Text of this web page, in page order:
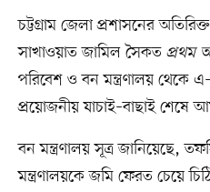
চট্টগ্রাম জেলা প্রশাসনের
সাখাওয়াত জামিল সৈকত প্রথম
পরিবেশ ও বন মন্ত্রণালয় থেকে
প্রয়োজনীয় যাচাই–বাছাই শেষে
বন মন্ত্রণালয় সূত্র জানিয়েছে,
মন্ত্রণালয়কে জমি ফেরত চেয়ে